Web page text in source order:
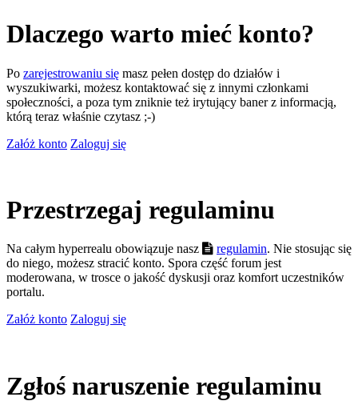
Dlaczego warto mieć konto?
Po zarejestrowaniu się masz pełen dostęp do działów i
wyszukiwarki, możesz kontaktować się z innymi członkami
społeczności, a poza tym zniknie też irytujący baner z informacją,
którą teraz właśnie czytasz ;-)
Załóż konto Zaloguj się
Przestrzegaj regulaminu
Na całym hyperrealu obowiązuje nasz regulamin. Nie stosując się
do niego, możesz stracić konto. Spora część forum jest
moderowana, w trosce o jakość dyskusji oraz komfort uczestników
portalu.
Załóż konto Zaloguj się
Zgłoś naruszenie regulaminu